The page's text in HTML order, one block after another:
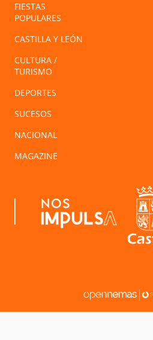
FIESTAS
POPULARES
CASTILLA Y LEÓN
CULTURA /
TURISMO
DEPORTES
SUCESOS
NACIONAL
MAGAZINE